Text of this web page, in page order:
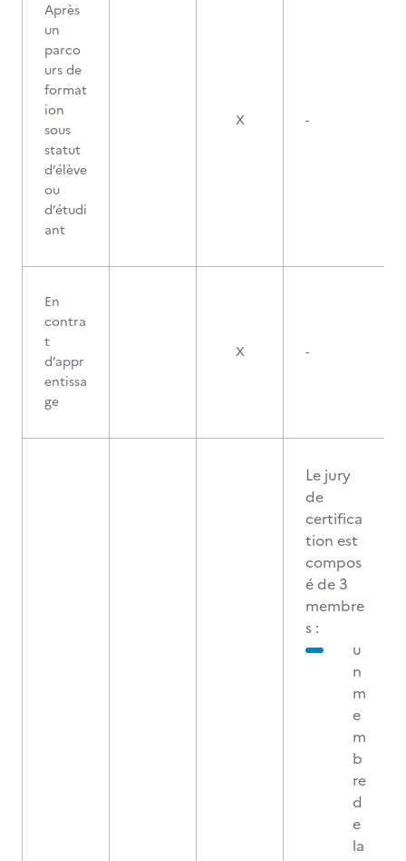
Après
un
parco
urs de
format
ion
sous
statut
d’élève
ou
d’étudi
ant
X -
En
contra
t
d’appr
entissa
ge
X -
Le jury
de
certifica
tion est
compos
é de 3
membre
s :
u
n
m
e
m
b
re
d
e
la